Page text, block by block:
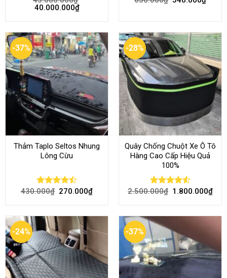
out of 5
40.000.000₫
-37%
Thảm Taplo Seltos Nhung
Lông Cừu
Rated
430.000₫ 270.000₫
-28%
Quây Chống Chuột Xe Ô Tô
Hàng Cao Cấp Hiệu Quả
100%
Rated 4.51
2.500.000₫ 1.800.000₫
-24% -37%